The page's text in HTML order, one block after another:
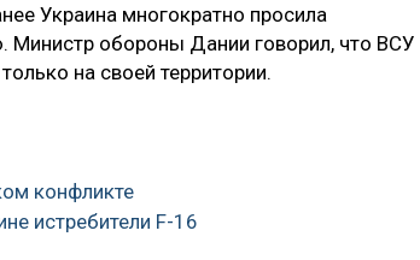
Украина многократно просила
обороны Дании говорил, что ВСУ
на своей территории.
конфликте
истребители F-16